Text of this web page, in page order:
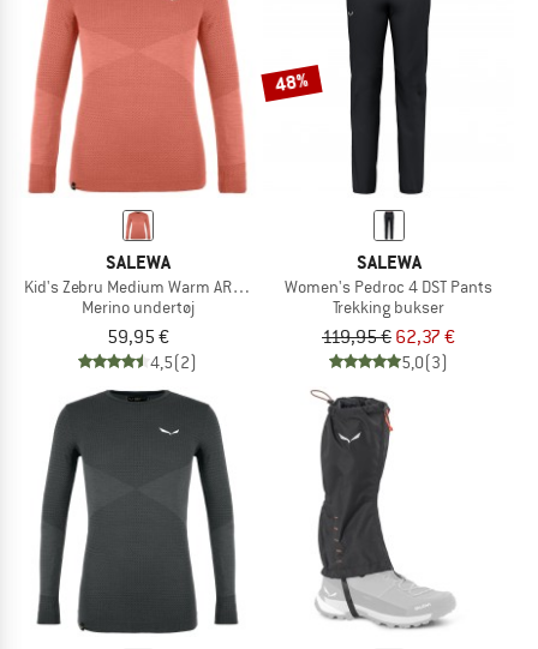
SALEWA
Kid's Zebru Medium Warm ARM L/S Tee
Merino undertøj
59,95 €
4,5(2)
48%
SALEWA
Women's Pedroc 4 DST Pants
Trekking bukser
119,95 € 62,37 €
5,0(3)